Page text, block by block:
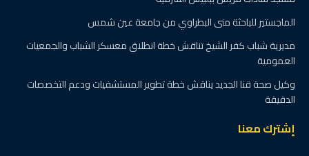
الماجستير للباحثة منى البطراوي من جامعة عين شمس
مديرية شباب كفر الشيخ تناقش خطة انطلاق معسكر الشباب والجمعيات
العمومية
وكيل صحة قنا الجديد يناقش خطة تطوير المستشفيات ودعم التخصصات
الدقيقة
إشترك معنا